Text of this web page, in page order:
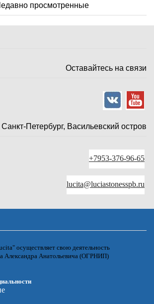
просмотренные
Оставайтесь на связи
Санкт-Петербург, Васильевский остров
+7953-376-96-65
lucita@luciastonesspb.ru
осуществляет свою деятельность
Александра Анатольевича (ОГРНИП)